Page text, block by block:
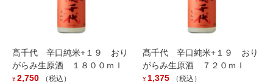
での取り扱いです。）
→「M」は南魚沼の頭文字です。
ます。
夏季の発送はクール便をオススメします。
髙千代 辛口純米+１９ おり
がらみ生原酒 １８００ｍｌ
¥2,750 （税込）
髙千代 辛口純米+１９ おり
がらみ生原酒 ７２０ｍｌ
¥1,375 （税込）